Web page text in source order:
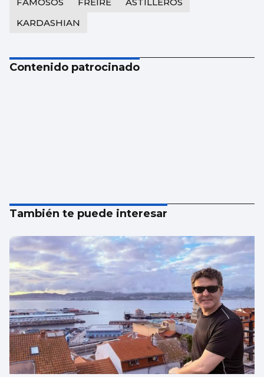
FAMOSOS FREIRE
ASTILLEROS
KARDASHIAN
Contenido patrocinado
También te puede interesar